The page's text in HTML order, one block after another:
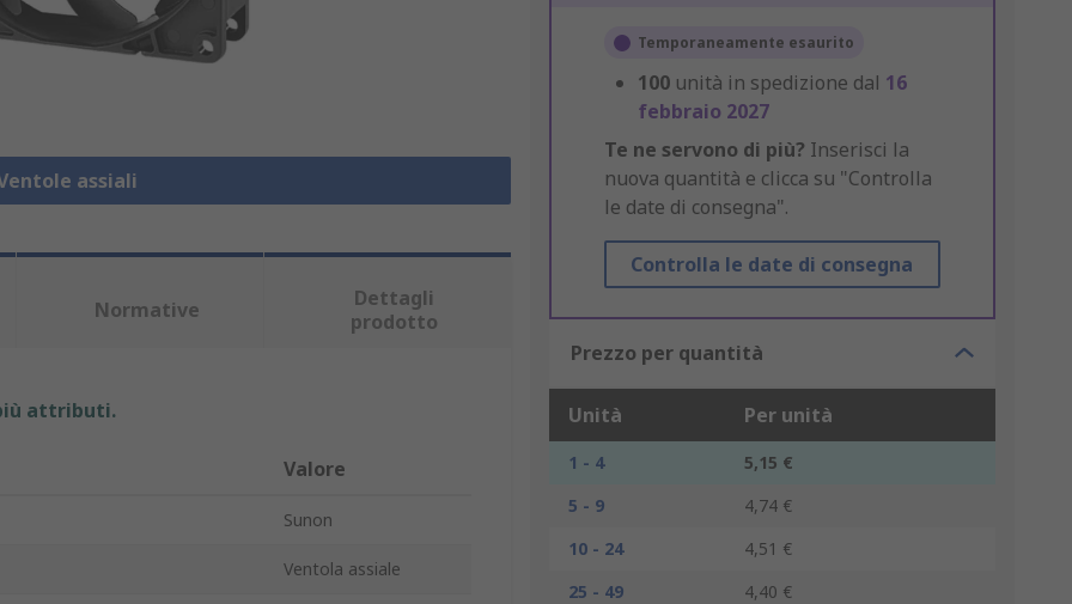
assiali
Temporaneamente esaurito
100 unità in spedizione dal 16
febbraio 2027
Te ne servono di più? Inserisci la
nuova quantità e clicca su "Controlla
le date di consegna".
Controlla le date di consegna
Prezzo per quantità
Unità Per unità
1 - 4
5,15 €
5 - 9
4,74 €
10 - 24
4,51 €
25 - 49
4,40 €
Normative
Dettagli
prodotto
attributi.
Valore
Sunon
Ventola assiale